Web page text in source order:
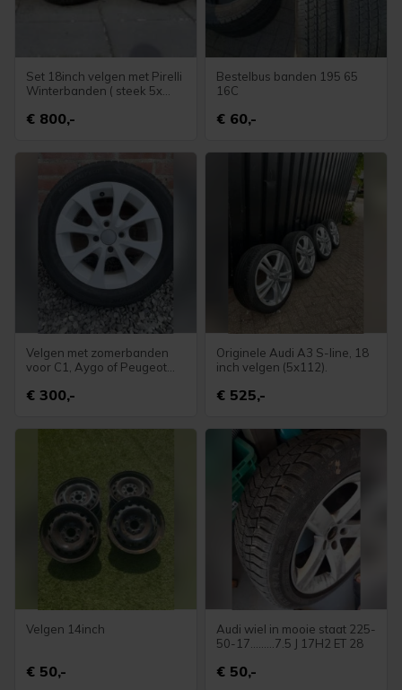
Set 18inch velgen met Pirelli
Winterbanden ( steek 5x
€ 800,-
Bestelbus banden 195 65
16C
€ 60,-
Velgen met zomerbanden
voor C1, Aygo of Peugeot
€ 300,-
Originele Audi A3 S-line, 18
inch velgen (5x112).
€ 525,-
Velgen 14inch
€ 50,-
Audi wiel in mooie staat 225-
50-17.........7.5 J 17H2 ET 28
€ 50,-